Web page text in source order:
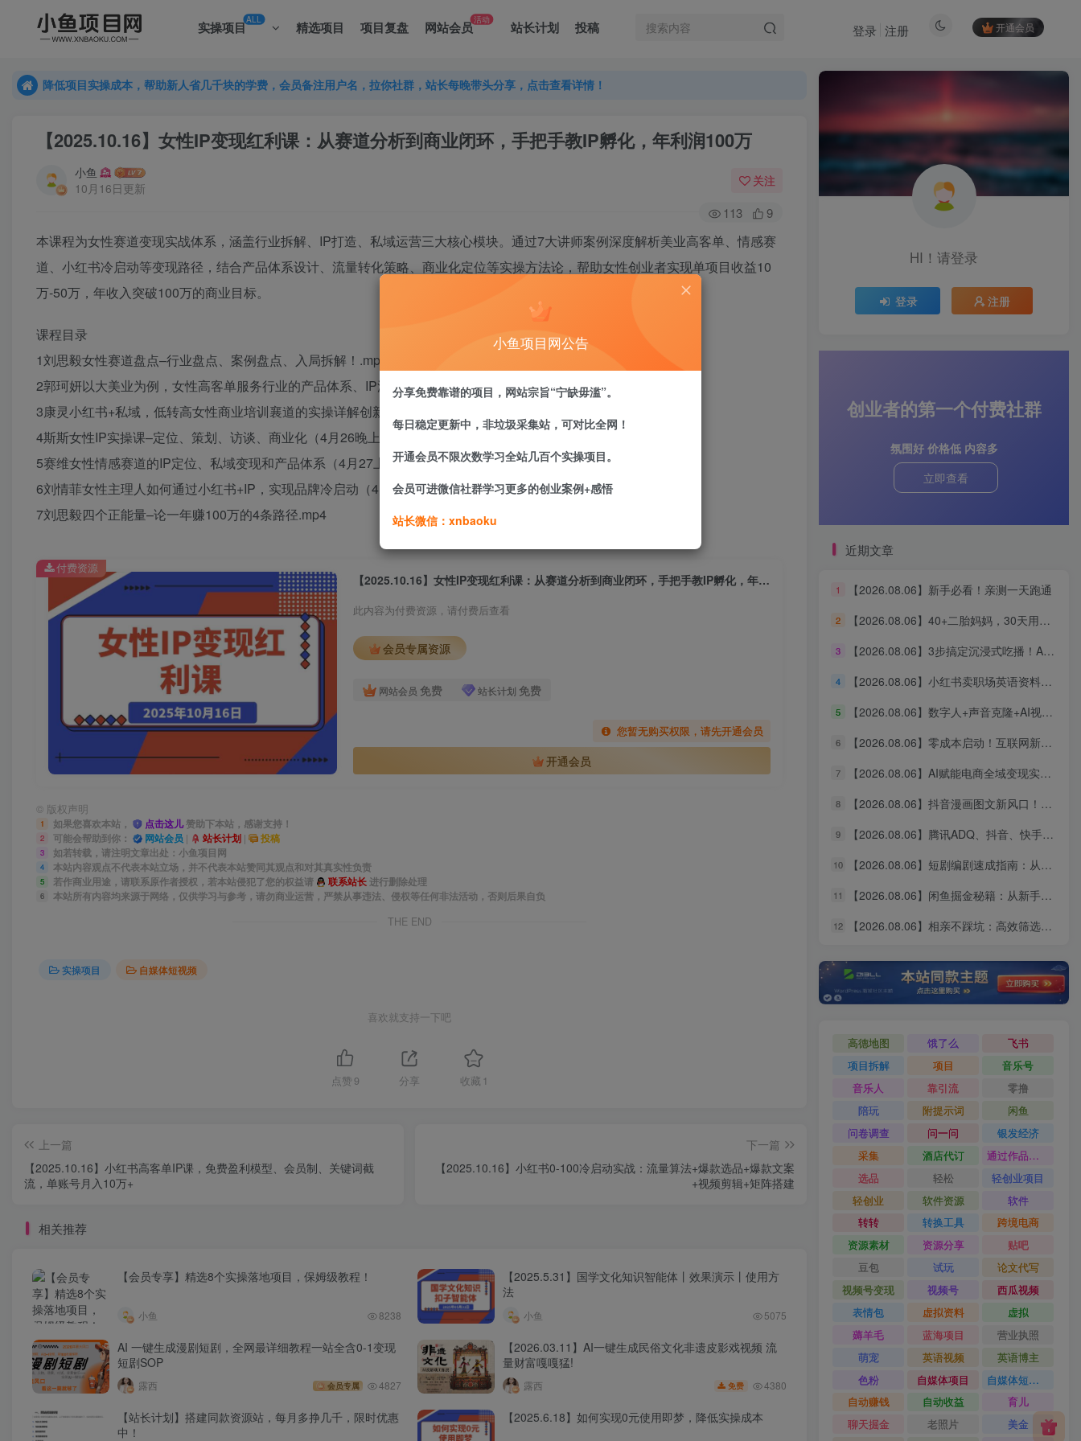
实操项目ALL 精选项目 项目复盘 网站会员活动 站长计划 投稿 开通会员
登录 注册
降低项目实操成本，帮助新人省几千块的学费，会员备注用户名，拉你社群，站长每晚带头分享，点击查看详情！
降低项目实操成本，帮助新人省几千块的学费，会员备注用户名，拉你社群，站长每晚带头分享，点击查看详情！
【2025.10.16】女性IP变现红利课：从赛道分析到商业闭环，手把手教IP孵化，年利润100万
小鱼
10月16日更新
关注
113 9
本课程为女性赛道变现实战体系，涵盖行业拆解、IP打造、私域运营三大核心模块。通过7大讲师案例深度解析美业高客单、情感赛
道、小红书冷启动等变现路径，结合产品体系设计、流量转化策略、商业化定位等实操方法论，帮助女性创业者实现单项目收益10
万-50万，年收入突破100万的商业目标。
课程目录
1刘思毅女性赛道盘点–行业盘点、案例盘点、入局拆解！.mp4
2郭珂妍以大美业为例，女性高客单服务行业的产品体系、IP流量、私域变现拆解（4月26上午）.mp4
3康灵小红书+私域，低转高女性商业培训襄道的实操详解创新（4月26日下午）.mp4
4斯斯女性IP实操课–定位、策划、访谈、商业化（4月26晚上）.mp4
5赛维女性情感赛道的IP定位、私域变现和产品体系（4月27上午）.mp4
6刘情菲女性主理人如何通过小红书+IP，实现品牌冷启动（4月27下午）.mp4
7刘思毅四个正能量–论一年赚100万的4条路径.mp4
【2025.10.16】女性IP变现红利课：从赛道分析到商业闭环，手把手教IP孵化，年利润100万
此内容为付费资源，请付费后查看
会员专属资源
网站会员 免费 站长计划 免费
您暂无购买权限，请先开通会员
开通会员
付费资源
© 版权声明
1 如果您喜欢本站， 点击这儿赞助下本站，感谢支持！
2 可能会帮助到你： 网站会员 | 站长计划 | 投稿
3 如若转载，请注明文章出处：小鱼项目网
4 本站内容观点不代表本站立场，并不代表本站赞同其观点和对其真实性负责
5 若作商业用途，请联系原作者授权，若本站侵犯了您的权益请 联系站长进行删除处理
6
本站所有内容均来源于网络，仅供学习与参考，请勿商业运营，严禁从事违法、侵权等任何非法活动，否则后果自负
THE END
实操项目 自媒体短视频
喜欢就支持一下吧
点赞 9 分享 收藏 1
上一篇
【2025.10.16】小红书高客单IP课，免费盈利模型、会员制、关键词截
流，单账号月入10万+
下一篇
【2025.10.16】小红书0-100冷启动实战：流量算法+爆款选品+爆款文案
+视频剪辑+矩阵搭建
相关推荐
【会员专享】精选8个实操落地项目，保姆级教程！
小鱼 8238
【2025.5.31】国学文化知识智能体丨效果演示丨使用方
法
小鱼 5075
AI 一键生成漫剧短剧，全网最详细教程一站全含0-1变现
短剧SOP
露西 会员专属 4827
【2026.03.11】AI一键生成民俗文化非遗皮影戏视频 流
量财富嘎嘎猛!
露西 免费 4380
【站长计划】搭建同款资源站，每月多挣几千，限时优惠
中！
【2025.6.18】如何实现0元使用即梦，降低实操成本
HI！请登录
登录 注册
创业者的第一个付费社群
氛围好 价格低 内容多
立即查看
近期文章
1 【2026.08.06】新手必看！亲测一天跑通
2 【2026.08.06】40+二胎妈妈，30天用AI搭建知识体系，从0启动3条“生产线”，涨粉2000+，一人公司实现自动运转（深度复盘）
3 【2026.08.06】3步搞定沉浸式吃播！AI无线画布保姆级教程，手把手教你轻松出片
4 【2026.08.06】小红书卖职场英语资料，单价39.8却狂销2万+，零基础新手也能轻松复制
5 【2026.08.06】数字人+声音克隆+AI视频生成，零基础玩转口播智能体全流程实战
6 【2026.08.06】零成本启动！互联网新个体创业全攻略：商业思维×流量实战×个人品牌，从小白到变现闭环
7 【2026.08.06】AI赋能电商全域变现实战指南｜多平台无人运营、智能工具应用、供应链合规与全链路盈利闭环系统课
8 【2026.08.06】抖音漫画图文新风口！10分钟快速出片，稳定获取创作者收益
9 【2026.08.06】腾讯ADQ、抖音、快手、B站全平台广告实操课：投手手把手教你稳定变现，拆解出单全流程
10 【2026.08.06】短剧编剧速成指南：从AI写剧指令到过稿投稿，全流程实操教学
11 【2026.08.06】闲鱼掘金秘籍：从新手到月入过万的实战全攻略，选品定价一网打尽
12 【2026.08.06】相亲不踩坑：高效筛选靠谱对象的实操指南，避开短择与利己型陷阱
高德地图 饿了么
飞书
项目拆解
项目
音乐号
音乐人
靠引流
零撸
陪玩
附提示词
闲鱼
问卷调查
问一问
银发经济
采集
酒店代订
通过作品流量
选品
轻松
轻创业项目
轻创业
软件资源
软件
转转
转换工具
跨境电商
资源素材
资源分享
贴吧
豆包
试玩
论文代写
视频号变现
视频号
西瓜视频
表情包
虚拟资料
虚拟
薅羊毛
蓝海项目
营业执照
萌宠
英语视频
英语博主
色粉
自媒体项目
自媒体短视频
自动赚钱
自动收益
育儿
聊天掘金
老照片
美金
小鱼项目网公告
分享免费靠谱的项目，网站宗旨“宁缺毋滥”。
每日稳定更新中，非垃圾采集站，可对比全网！
开通会员不限次数学习全站几百个实操项目。
会员可进微信社群学习更多的创业案例+感悟
站长微信：xnbaoku